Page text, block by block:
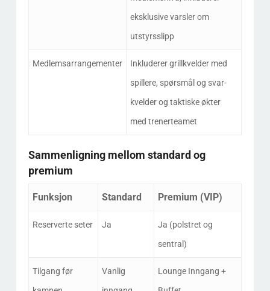
eksklusive varsler om
utstyrsslipp
Medlemsarrangementer
Inkluderer grillkvelder med
spillere, spørsmål og svar-
kvelder og taktiske økter
med trenerteamet
Sammenligning mellom standard og
premium
Funksjon Standard Premium (VIP)
Reserverte seter Ja
Ja (polstret og
sentral)
Tilgang før
Vanlig
Lounge Inngang +